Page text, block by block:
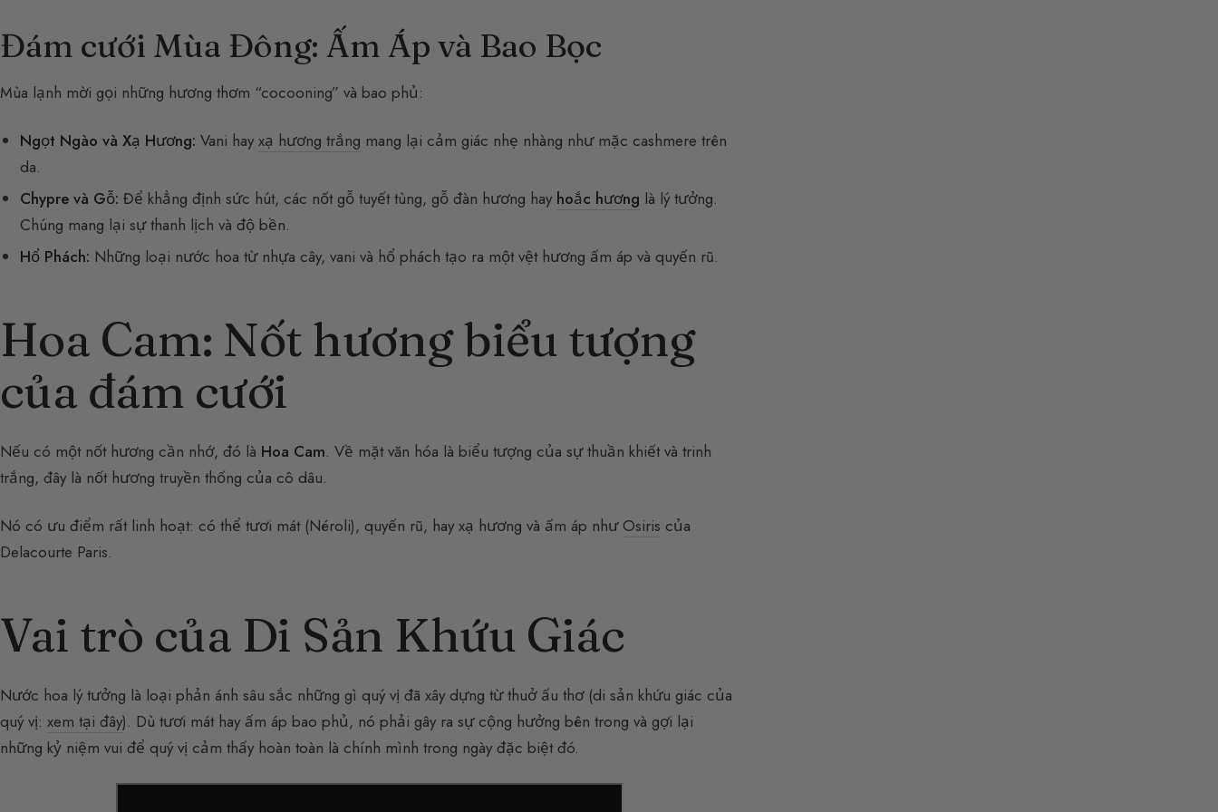
Đám cưới Mùa Đông: Ấm Áp và Bao Bọc
Mùa lạnh mời gọi những hương thơm “cocooning” và bao phủ:
Ngọt Ngào và Xạ Hương: Vani hayxạ hương trắng mang lại cảm giác nhẹ nhàng như mặc cashmere trên
da.
Chypre và Gỗ: Để khẳng định sức hút, các nốt gỗ tuyết tùng, gỗ đàn hương hay hoắc hương là lý tưởng.
Chúng mang lại sự thanh lịch và độ bền.
Hổ Phách: Những loại nước hoa từ nhựa cây, vani và hổ phách tạo ra một vệt hương ấm áp và quyến rũ.
Hoa Cam: Nốt hương biểu tượng
của đám cưới
Nếu có một nốt hương cần nhớ, đó là Hoa Cam. Về mặt văn hóa là biểu tượng của sự thuần khiết và trinh
trắng, đây là nốt hương truyền thống của cô dâu.
Nó có ưu điểm rất linh hoạt: có thể tươi mát (Néroli), quyến rũ, hay xạ hương và ấm áp như Osiris của
Delacourte Paris.
Vai trò của Di Sản Khứu Giác
Nước hoa lý tưởng là loại phản ánh sâu sắc những gì quý vị đã xây dựng từ thuở ấu thơ (di sản khứu giác của
quý vị: xem tại đây). Dù tươi mát hay ấm áp bao phủ, nó phải gây ra sự cộng hưởng bên trong và gợi lại
những kỷ niệm vui để quý vị cảm thấy hoàn toàn là chính mình trong ngày đặc biệt đó.